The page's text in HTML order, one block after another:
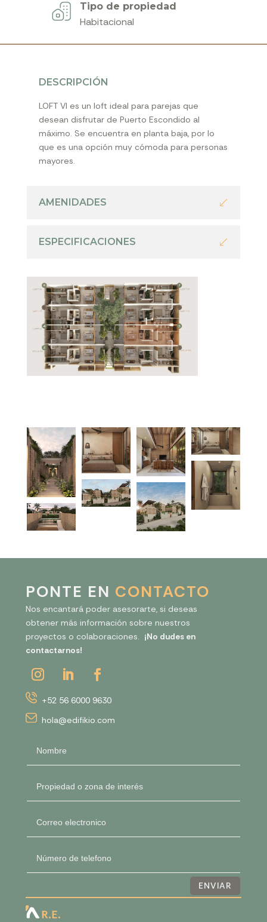
Tipo de propiedad
Habitacional
DESCRIPCIÓN
LOFT VI es un loft ideal para parejas que
desean disfrutar de Puerto Escondido al
máximo. Se encuentra en planta baja, por lo
que es una opción muy cómoda para personas
mayores.
AMENIDADES
ESPECIFICACIONES
PONTE EN CONTACTO
Nos encantará poder asesorarte, si deseas
obtener más información sobre nuestros
proyectos o colaboraciones. ¡No dudes en
contactarnos!
+52 56 6000 9630
hola@edifikio.com
ENVIAR